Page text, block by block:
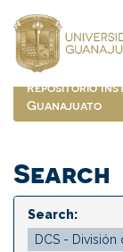
navigation
Repositorio
Guanajuato
Search
Search: